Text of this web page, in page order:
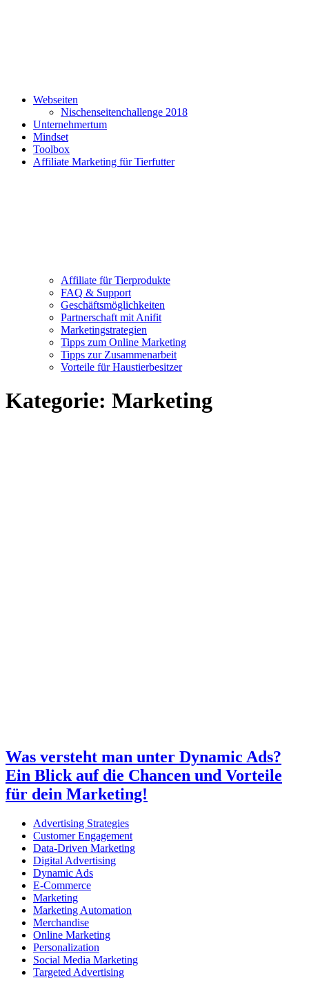
Webseiten
Nischenseitenchallenge 2018
Unternehmertum
Mindset
Toolbox
Affiliate Marketing für Tierfutter
Affiliate für Tierprodukte
FAQ & Support
Geschäftsmöglichkeiten
Partnerschaft mit Anifit
Marketingstrategien
Tipps zum Online Marketing
Tipps zur Zusammenarbeit
Vorteile für Haustierbesitzer
Kategorie: Marketing
Was versteht man unter Dynamic Ads?
Ein Blick auf die Chancen und Vorteile
für dein Marketing!
Advertising Strategies
Customer Engagement
Data-Driven Marketing
Digital Advertising
Dynamic Ads
E-Commerce
Marketing
Marketing Automation
Merchandise
Online Marketing
Personalization
Social Media Marketing
Targeted Advertising